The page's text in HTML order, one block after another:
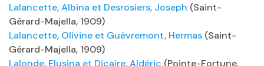
Lalancette, Albina et Desrosiers, Joseph (Saint-
Gérard-Majella, 1909)
Lalancette, Olivine et Guèvremont, Hermas (Saint-
Gérard-Majella, 1909)
Lalonde, Elusina et Dicaire, Aldéric (Pointe-Fortune,